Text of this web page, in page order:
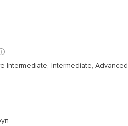
Intermediate, Intermediate, Advanced